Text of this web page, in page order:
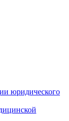
юридического